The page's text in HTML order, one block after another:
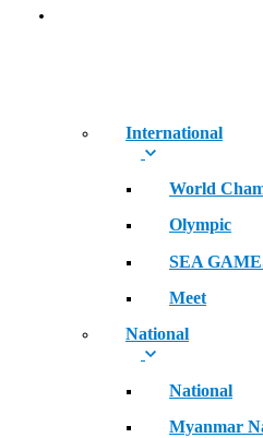
International
World
Olympic
SEA
Meet
National
National
Myanmar